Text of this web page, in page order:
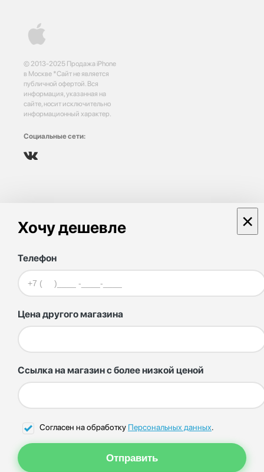
© 2013-2025 Продажа iPhone
в Москве *Сайт не является
публичной офертой. Вся
информация, указанная на
сайте, носит исключительно
информационный характер.
Социальные сети:
Хочу дешевле ×
Телефон
Цена другого магазина
Ссылка на магазин с более низкой ценой
Согласен на обработку Персональных данных.
Отправить